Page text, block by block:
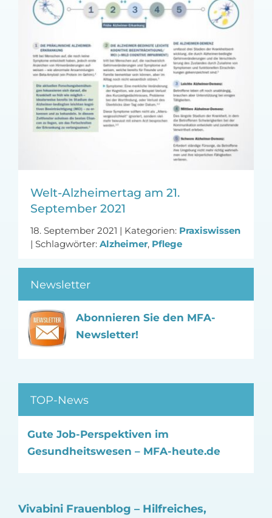
MFA-heute Newsletter-Anmeldung
Über uns
Ihre Werbung auf MFA-heute.de
Suche
nach:
Welt-Alzheimertag am 21.
September 2021
18. September 2021 | Kategorien: Praxiswissen
| Schlagwörter: Alzheimer, Pflege
Newsletter
Abonnieren Sie den MFA-
Newsletter!
TOP-News
Gute Job-Perspektiven im
Gesundheitswesen – MFA-heute.de
Vivabini Frauenblog – Hilfreiches,